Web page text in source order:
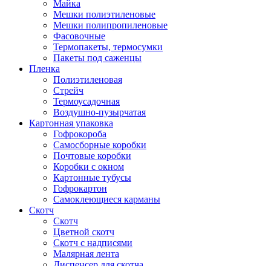
Майка
Мешки полиэтиленовые
Мешки полипропиленовые
Фасовочные
Термопакеты, термосумки
Пакеты под саженцы
Пленка
Полиэтиленовая
Стрейч
Термоусадочная
Воздушно-пузырчатая
Картонная упаковка
Гофрокороба
Самосборные коробки
Почтовые коробки
Коробки с окном
Картонные тубусы
Гофрокартон
Самоклеющиеся карманы
Скотч
Скотч
Цветной скотч
Скотч с надписями
Малярная лента